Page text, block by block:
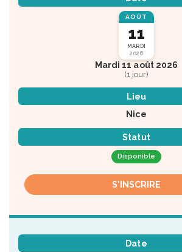
AOÛT
11
MARDI
2026
Mardi 11 août 2026
(1 jour)
Lieu
Nice
Statut
Disponible
S'INSCRIRE
Date